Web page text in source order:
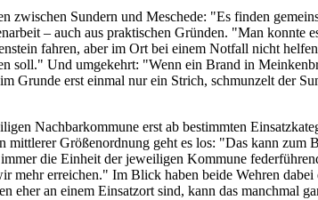
Sundern und Meschede: "Es finden
– auch aus praktischen Gründen. "Man konnte
fahren, aber im Ort bei einem Notfall nicht
soll." Und umgekehrt: "Wenn ein Brand in
Grunde erst einmal nur ein Strich, schmunzelt der
Nachbarkommune erst ab bestimmten
Größenordnung geht es los: "Das kann zum
die Einheit der jeweiligen Kommune
mehr erreichen." Im Blick haben beide Wehren
an einem Einsatzort sind, kann das manchmal